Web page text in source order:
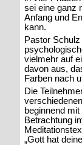
sei eine ganz
Anfang und
kann.
Pastor
vielmehr auf
davon aus,
Farben nach
Die
beginnend
Betrachtung
„Gott hat